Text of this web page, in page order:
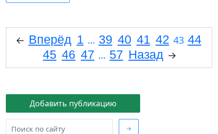
Добавить публикацию
→
← Вперёд 1 ... 39 40 41 42 43 44
45 46 47 ... 57 Назад →